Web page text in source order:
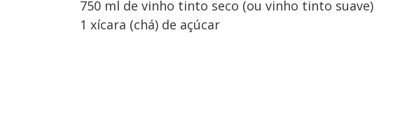
750 ml de vinho tinto seco (ou vinho tinto suave)
1 xícara (chá) de açúcar